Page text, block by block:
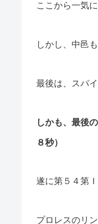
ここから一気
しかし、中邑
最後は、スパ
しかも、最後
８秒）
遂に第５４第
プロレスのリ